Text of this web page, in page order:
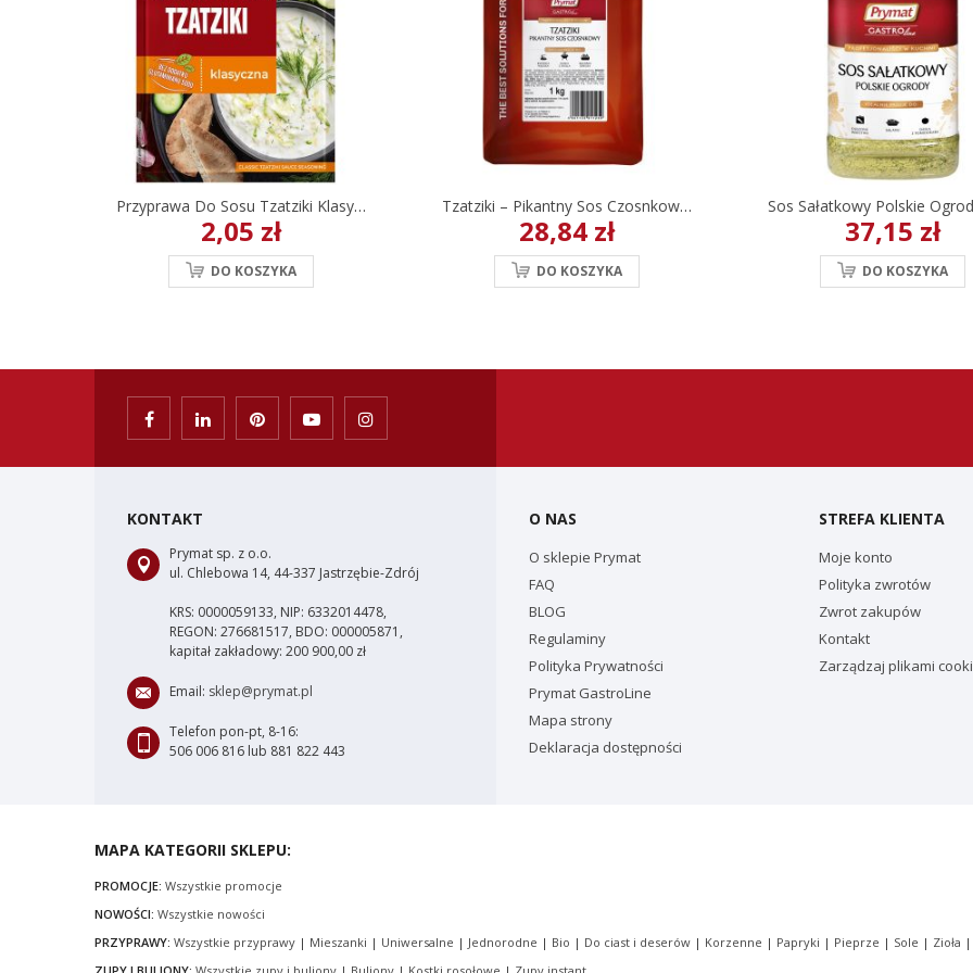
Przyprawa Do Sosu Tzatziki Klasyczna Prymat 20 G
2,05 zł
DO KOSZYKA
Tzatziki – Pikantny Sos Czosnkowy Prymat GastroLine 1kg
28,84 zł
DO KOSZYKA
37,15 zł
DO KOSZYKA
KONTAKT
Prymat sp. z o.o.
ul. Chlebowa 14, 44-337 Jastrzębie-Zdrój
KRS: 0000059133, NIP: 6332014478,
REGON: 276681517, BDO: 000005871,
kapitał zakładowy: 200 900,00 zł
Email: sklep@prymat.pl
Telefon pon-pt, 8-16:
506 006 816 lub 881 822 443
O NAS
O sklepie Prymat
FAQ
BLOG
Regulaminy
Polityka Prywatności
Prymat GastroLine
Mapa strony
Deklaracja dostępności
STREFA KLIENTA
Moje konto
Polityka zwrotów
Zwrot zakupów
Kontakt
Zarządzaj plikami
MAPA KATEGORII SKLEPU:
PROMOCJE: Wszystkie promocje
NOWOŚCI: Wszystkie nowości
PRZYPRAWY: Wszystkie przyprawy | Mieszanki | Uniwersalne | Jednorodne | Bio | Do ciast i deserów | Korzenne | Papryki | Pieprze | Sole | Zioła |